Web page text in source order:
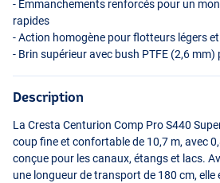
- Emmanchements renforcés pour un
rapides
- Action homogène pour flotteurs légers
- Brin supérieur avec bush PTFE (2,6 mm)
Description
La Cresta Centurion Comp Pro S440
coup fine et confortable de 10,7 m, avec
conçue pour les canaux, étangs et lacs.
une longueur de transport de 180 cm, elle